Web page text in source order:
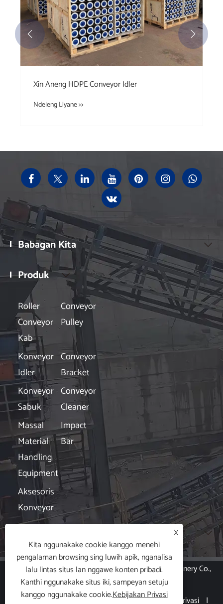
Xin Aneng HDPE Conveyor Idler
Ndeleng Liyane >>
 
Babagan Kita 
Produk 
Roller
Conveyor
Kab
Conveyor
Pulley
Konveyor
Idler
Conveyor
Bracket
Konveyor
Sabuk
Conveyor
Cleaner
Massal
Material
Handling
Equipment
Impact
Bar
Aksesoris
Konveyor

Hak Cipta © 2024 Hubei Xin Aneng Conveying Machinery Co.,
Ltd. Kabeh Hak Dilindungi.
Links | Sitemap | RSS | XML | Kebijakan Privasi |
X
Kita nggunakake cookie kanggo menehi
pengalaman browsing sing luwih apik, nganalisa
lalu lintas situs lan nggawe konten pribadi.
Kanthi nggunakake situs iki, sampeyan setuju
kanggo nggunakake cookie.Kebijakan Privasi